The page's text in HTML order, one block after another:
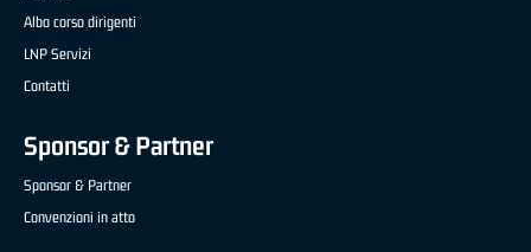
Albo corso dirigenti
LNP Servizi
Contatti
Sponsor & Partner
Sponsor & Partner
Convenzioni in atto